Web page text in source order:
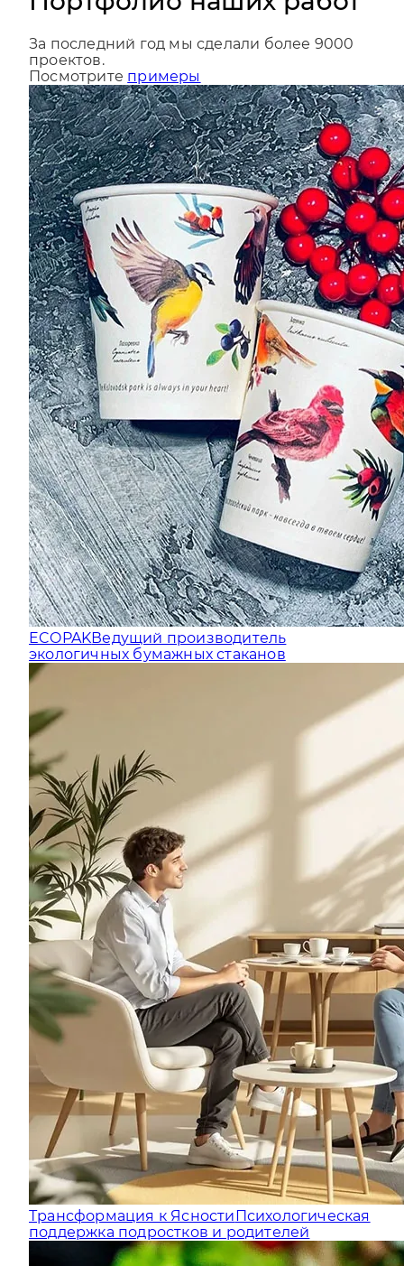
Портфолио наших работ
За последний год мы сделали более 9000
проектов.
Посмотритепримеры
ECOPAKВедущий производитель
экологичных бумажных стаканов
Трансформация к ЯсностиПсихологическая
поддержка подростков и родителей